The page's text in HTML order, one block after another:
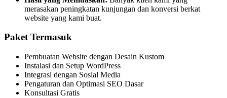
merasakan peningkatan kunjungan dan konversi berkat
website yang kami buat.
Paket Termasuk
Pembuatan Website dengan Desain Kustom
Instalasi dan Setup WordPress
Integrasi dengan Sosial Media
Pengaturan dan Optimasi SEO Dasar
Konsultasi Gratis